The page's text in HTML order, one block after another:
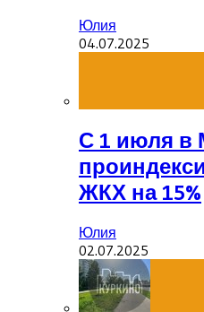
Юлия
04.07.2025
С 1 июля в
ЖКХ на 15%
Юлия
02.07.2025